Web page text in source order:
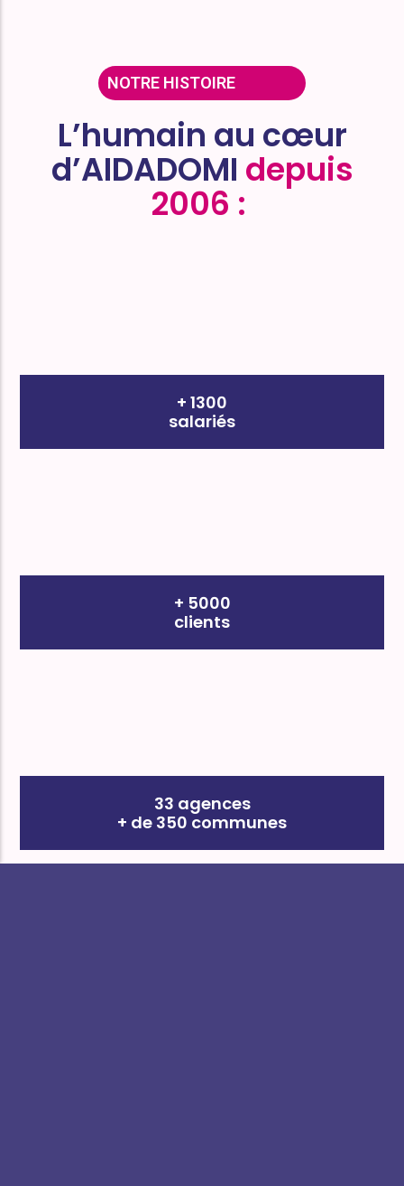
NOTRE HISTOIRE
L’humain au cœur
d’AIDADOMI depuis
2006 :
+ 1300
salariés
+ 5000
clients
33 agences
+ de 350 communes